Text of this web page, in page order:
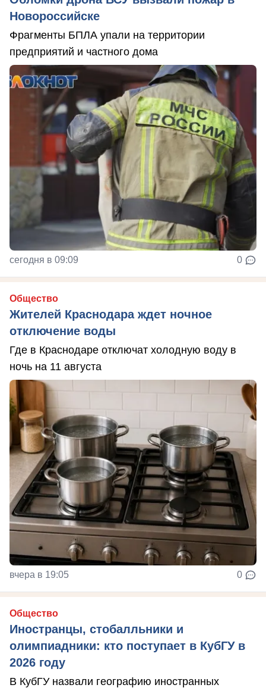
Новороссийске
Фрагменты БПЛА упали на территории
предприятий и частного дома
сегодня в 09:09 0
Общество
Жителей Краснодара ждет ночное
отключение воды
Где в Краснодаре отключат холодную воду в
ночь на 11 августа
вчера в 19:05 0
Общество
Иностранцы, стобалльники и
олимпиадники: кто поступает в КубГУ в
2026 году
В КубГУ назвали географию иностранных